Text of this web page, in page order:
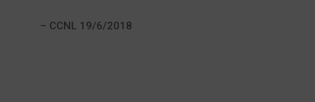
– CCNL 19/6/2018